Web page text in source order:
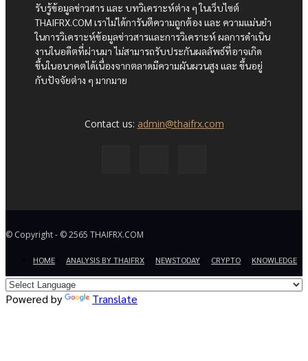
รับรู้ข้อมูลข่าวสาร และ บทวิเคราะห์ต่าง ๆ ในเว็บไซต์
THAIFRX.COM เราไม่ได้การันตีความถูกต้อง และ ความแม่นยำ
ในการวิเคราะห์ข้อมูลข่าวสารและการวิเคราะห์ ผลการดำเนิน
งานในอดีตที่ผ่านมา ไม่สามารถรับประกันผลลัพธ์ที่อาจเกิด
ขึ้นในอนาคตได้เนื่องจากตลาดมีความผันผวนสูง และ ขึ้นอยู่
กับปัจจัยต่าง ๆ มากมาย
Contact us: admin@thaifrx.com
© Copyright - © 2565 THAIFRX.COM
HOME ANALYSIS BY THAIFRX NEWSTODAY CRYPTO KNOWLEDGE
Powered by Translate